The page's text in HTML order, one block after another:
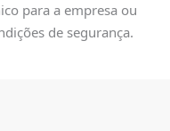
para a empresa ou
de segurança.